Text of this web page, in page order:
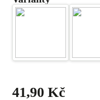
41,90 Kč